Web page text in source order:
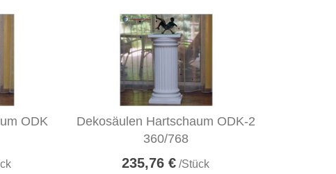
ODK
Dekosäulen Hartschaum ODK-2
360/768
235,76 € /Stück